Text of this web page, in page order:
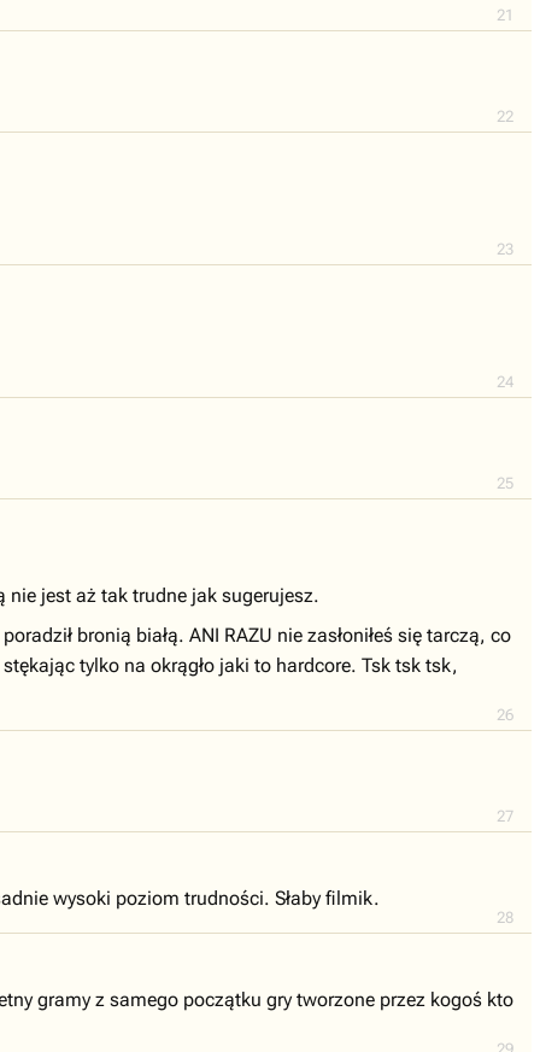
21
22
23
24
25
26
jest aż tak trudne jak sugerujesz.
bronią białą. ANI RAZU nie zasłoniłeś się tarczą, co
tylko na okrągło jaki to hardcore. Tsk tsk tsk,
27
28
wysoki poziom trudności. Słaby filmik.
gramy z samego początku gry tworzone przez kogoś kto